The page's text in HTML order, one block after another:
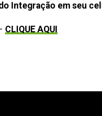
Integração em seu
CLIQUE AQUI